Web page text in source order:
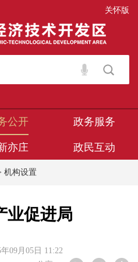
关怀版
公开 政务服务
亦庄 政民互动
机构设置
业促进局
09月05日 11:22